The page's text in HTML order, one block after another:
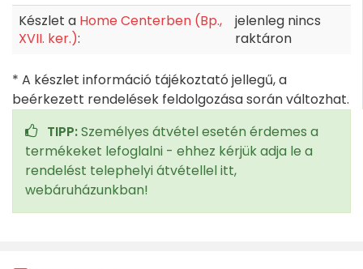
Készlet a Home Centerben (Bp.,
XVII. ker.):
jelenleg nincs
raktáron
* A készlet információ tájékoztató jellegű, a
beérkezett rendelések feldolgozása során változhat.
TIPP:Személyes átvétel esetén érdemes a
termékeket lefoglalni - ehhez kérjük adja le a
rendelést telephelyi átvétellel itt,
webáruházunkban!